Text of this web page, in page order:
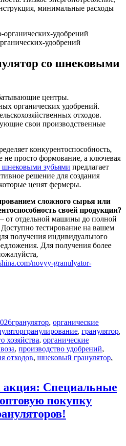
минимальные расходы
удобрений
со шнековыми
центры.
органических удобрений.
отходов.
свои производственные
конкурентоспособность,
просто формование, а ключевая
шнековыми зубьями предлагает
решение для создания
ценят фермеры.
сложного сырья или
своей продукции?
отдельной машины до полной
тестирование на вашем
получения индивидуального
Для получения более
novyy-granulyator-
гранулятор, органические
Tags
гранулирование, гранулятор,
хозяйства, органические
, производство удобрений,
отходов, шнековый гранулятор,
акция: Специальные
покупку